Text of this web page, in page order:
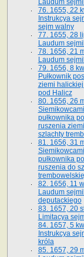
Laudum
76. 1655, 22
Instrukcya
sejm walny
77. 1655, 28
Laudum
78. 1656, 21
Laudum
79. 1656, 8
Pułkownik
ziemi
pod Halicz
80. 1656, 26
pułkownika
ruszenia
szlachty
81. 1656, 31
pułkownika
ruszenia do
82. 1656, 11
Laudum
deputackiego
83. 1657, 20
Limitacya
84. 1657, 5
Instrukcya
króla
85. 1657, 29